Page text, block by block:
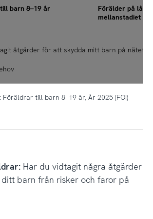
barn 8–19 år
Förälder på låg-/
mellanstadiet
åtgärder för att skydda mitt barn på nätet
Föräldrar till barn 8–19 år, År 2025 (FOI)
Har du vidtagit några åtgärder
barn från risker och faror på